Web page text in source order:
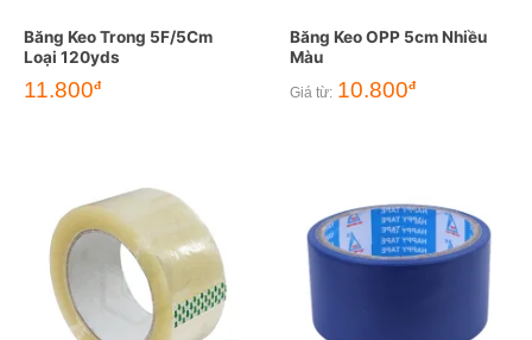
Băng Keo Trong 5F/5Cm
Loại 120yds
11.800đ
Băng Keo OPP 5cm Nhiều
Màu
Giá từ: 10.800đ